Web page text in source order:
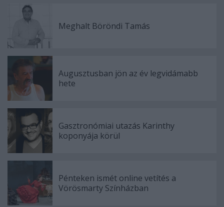
Meghalt Böröndi Tamás
Augusztusban jön az év legvidámabb
hete
Gasztronómiai utazás Karinthy
koponyája körül
Pénteken ismét online vetítés a
Vörösmarty Színházban